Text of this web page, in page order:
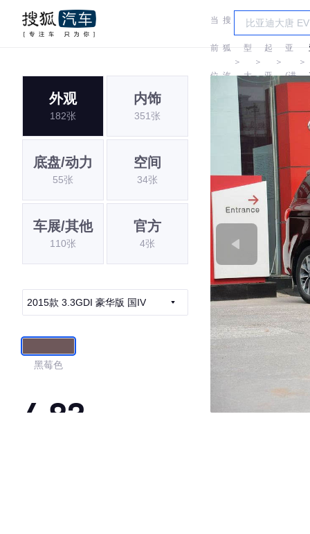
当
前
位
搜
狐
汽
＞
车
型
大
全
＞
起
亚
＞
起
亚
(进
＞
外观
182张
内饰
351张
底盘/动力
55张
空间
34张
车展/其他
110张
官方
4张
2015款 3.3GDI 豪华版 国IV
黑莓色
4.83